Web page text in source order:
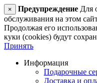
× Предупреждение Для
обслуживания на этом
Продолжая его
куки (cookies) будут
Принять
Информация
Подарочные
Доставка и